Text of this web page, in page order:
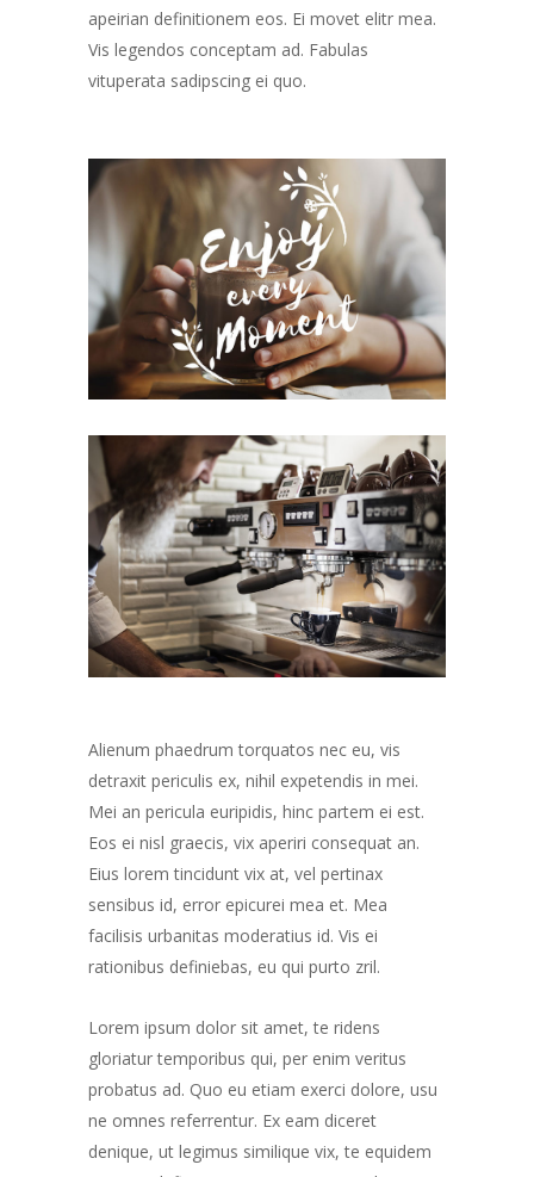
apeirian definitionem eos. Ei movet elitr mea.
Vis legendos conceptam ad. Fabulas
vituperata sadipscing ei quo.
Alienum phaedrum torquatos nec eu, vis
detraxit periculis ex, nihil expetendis in mei.
Mei an pericula euripidis, hinc partem ei est.
Eos ei nisl graecis, vix aperiri consequat an.
Eius lorem tincidunt vix at, vel pertinax
sensibus id, error epicurei mea et. Mea
facilisis urbanitas moderatius id. Vis ei
rationibus definiebas, eu qui purto zril.
Lorem ipsum dolor sit amet, te ridens
gloriatur temporibus qui, per enim veritus
probatus ad. Quo eu etiam exerci dolore, usu
ne omnes referrentur. Ex eam diceret
denique, ut legimus similique vix, te equidem